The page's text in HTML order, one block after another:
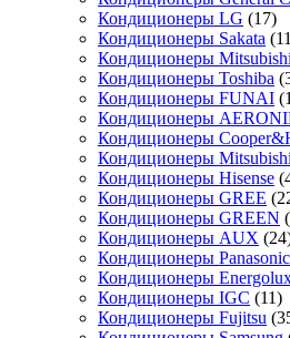
Кондиционеры LG (17)
Кондиционеры Sakata
Кондиционеры
Кондиционеры Toshiba
Кондиционеры FUNAI
Кондиционеры
Кондиционеры
Кондиционеры
Кондиционеры Hisense
Кондиционеры GREE
Кондиционеры GREEN
Кондиционеры AUX
Кондиционеры Panasonic
Кондиционеры
Кондиционеры IGC (11)
Кондиционеры Fujitsu